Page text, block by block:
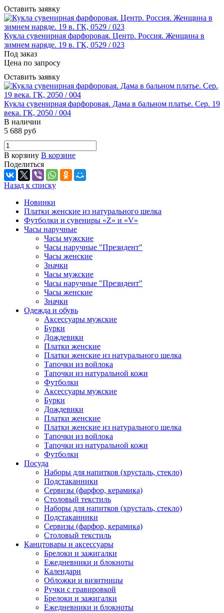
Оставить заявку
Кукла сувенирная фарфоровая. Центр. Россия. Женщина в
зимнем наряде. 19 в. ГК, 0529 / 023
Под заказ
Цена по запросу
Оставить заявку
Кукла сувенирная фарфоровая. Дама в бальном платье. Сер. 19
века. ГК, 2050 / 004
В наличии
5 688 руб
В корзину В корзине
Поделиться
Назад к списку
Новинки
Платки женские из натурального шелка
Футболки и сувениры «Z» и «V»
Часы наручные
Часы мужские
Часы наручные "Президент"
Часы женские
Значки
Часы мужские
Часы наручные "Президент"
Часы женские
Значки
Одежда и обувь
Аксессуары мужские
Бурки
Дождевики
Платки женские
Платки женские из натурального шелка
Тапочки из войлока
Тапочки из натуральной кожи
Футболки
Аксессуары мужские
Бурки
Дождевики
Платки женские
Платки женские из натурального шелка
Тапочки из войлока
Тапочки из натуральной кожи
Футболки
Посуда
Наборы для напитков (хрусталь, стекло)
Подстаканники
Сервизы (фарфор, керамика)
Столовый текстиль
Наборы для напитков (хрусталь, стекло)
Подстаканники
Сервизы (фарфор, керамика)
Столовый текстиль
Канцтовары и аксессуары
Брелоки и зажигалки
Ежедневники и блокноты
Календари
Обложки и визитницы
Ручки с гравировкой
Брелоки и зажигалки
Ежедневники и блокноты